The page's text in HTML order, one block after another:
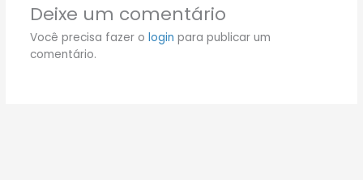
Deixe um comentário
Você precisa fazer o login para publicar um
comentário.